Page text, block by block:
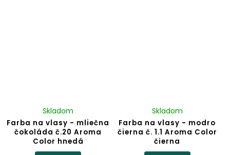
Farba na vlasy - mliečna
čokoláda č.20 Aroma
Color hnedá
Skladom
Farba na vlasy - modro
čierna č. 1.1 Aroma Color
čierna
Skladom